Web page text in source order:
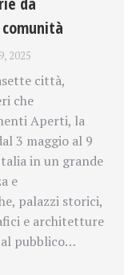
2025
città,
che
Aperti, la
3 maggio al 9
in un grande
e
palazzi storici,
e architetture
pubblico…